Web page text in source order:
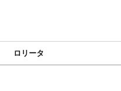
ロリータ